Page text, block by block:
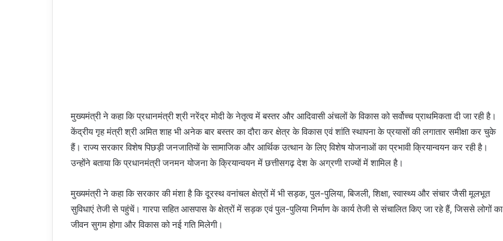
मुख्यमंत्री ने कहा कि प्रधानमंत्री श्री नरेंद्र मोदी के नेतृत्व में बस्तर और आदिवासी अंचलों के विकास को सर्वोच्च प्राथमिकता दी जा रही है।
केंद्रीय गृह मंत्री श्री अमित शाह भी अनेक बार बस्तर का दौरा कर क्षेत्र के विकास एवं शांति स्थापना के प्रयासों की लगातार समीक्षा कर चुके
हैं। राज्य सरकार विशेष पिछड़ी जनजातियों के सामाजिक और आर्थिक उत्थान के लिए विशेष योजनाओं का प्रभावी क्रियान्वयन कर रही है।
उन्होंने बताया कि प्रधानमंत्री जनमन योजना के क्रियान्वयन में छत्तीसगढ़ देश के अग्रणी राज्यों में शामिल है।
मुख्यमंत्री ने कहा कि सरकार की मंशा है कि दूरस्थ वनांचल क्षेत्रों में भी सड़क, पुल-पुलिया, बिजली, शिक्षा, स्वास्थ्य और संचार जैसी मूलभूत
सुविधाएं तेजी से पहुंचें। गारपा सहित आसपास के क्षेत्रों में सड़क एवं पुल-पुलिया निर्माण के कार्य तेजी से संचालित किए जा रहे हैं, जिससे लोगों का
जीवन सुगम होगा और विकास को नई गति मिलेगी।